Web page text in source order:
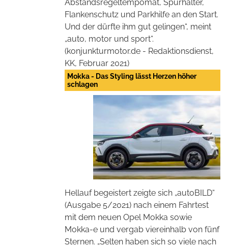
Abstandsregeltempomat, Spurhalter,
Flankenschutz und Parkhilfe an den Start.
Und der dürfte ihm gut gelingen“, meint
„auto, motor und sport“.
(konjunkturmotor.de - Redaktionsdienst,
KK, Februar 2021)
Mokka - Das Styling lässt Herzen höher
schlagen
Hellauf begeistert zeigte sich „autoBILD“
(Ausgabe 5/2021) nach einem Fahrtest
mit dem neuen Opel Mokka sowie
Mokka-e und vergab viereinhalb von fünf
Sternen. „Selten haben sich so viele nach